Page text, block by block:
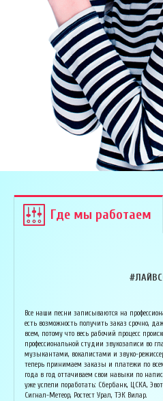
Где мы работаем
Все наши песни записываются на
есть возможность получить заказ срочно,
всем, потому что весь рабочий процесс
профессиональной студии звукозаписи во
музыкантами, вокалистами и звуко-
теперь принимаем заказы и платежи по
года в год оттачиваем свои навыки по
уже успели поработать: Сбербанк, ЦСКА,
Сигнал-Метеор, Ростест Урал, ТЭК Вилар.
Армен
Основатель организации "Лайвсонг". С
аранжировки, делает сведение и
Может сделать коммерческий звук даже
дуэте "Ag Jan", и выступает на
вместе со своими музыкантами, и они
ютубе! В основном пишет песни о любви,
сделает из вашей истории настоящую
Исполнитель,